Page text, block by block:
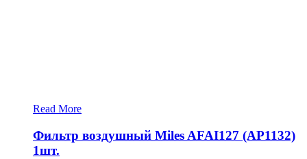
Read More
Фильтр воздушный Miles AFAI127 (AP1132)
1шт.